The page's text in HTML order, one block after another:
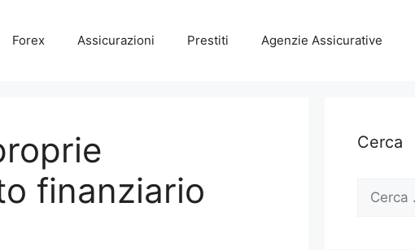
Forex Assicurazioni Prestiti Agenzie Assicurative
finanziario
Cerca
Ricerca